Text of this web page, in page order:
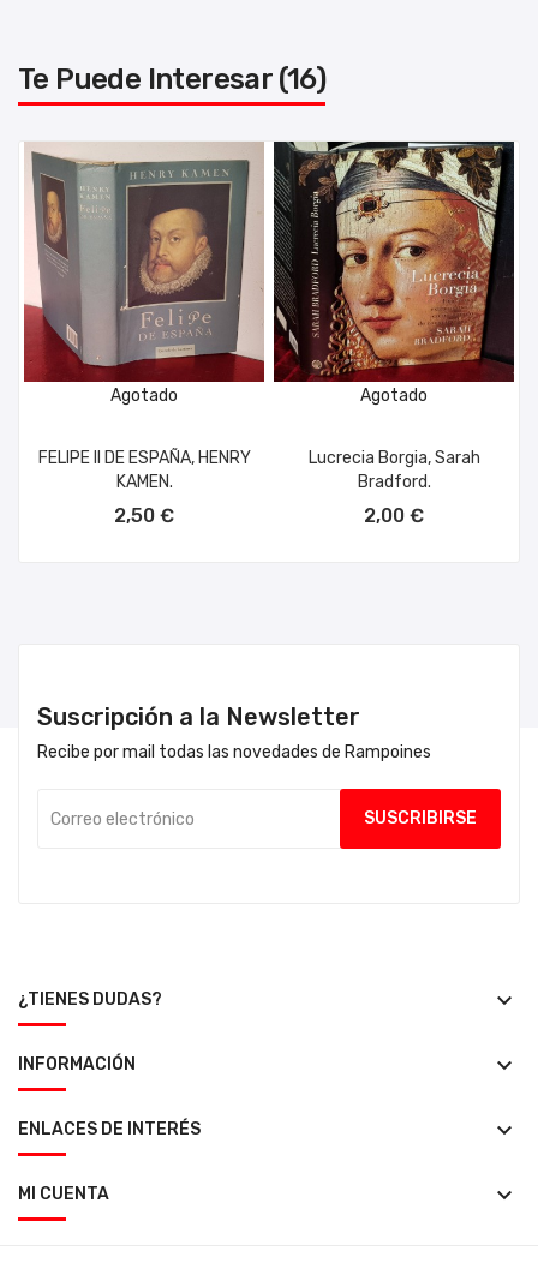
Te Puede Interesar (16)
Agotado
FELIPE II DE ESPAÑA, HENRY
KAMEN.
2,50 €
Agotado
Lucrecia Borgia, Sarah
Bradford.
2,00 €
Suscripción a la Newsletter
Recibe por mail todas las novedades de Rampoines
¿TIENES DUDAS? keyboard_arrow_down
INFORMACIÓN keyboard_arrow_down
ENLACES DE INTERÉS keyboard_arrow_down
MI CUENTA keyboard_arrow_down